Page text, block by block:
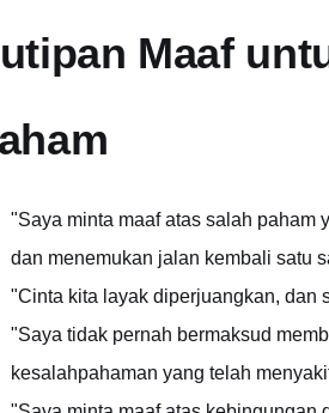
Maaf
"Saya minta maaf atas salah paham
dan menemukan jalan kembali satu
"Cinta kita layak diperjuangkan, dan
"Saya tidak pernah bermaksud
kesalahpahaman yang telah